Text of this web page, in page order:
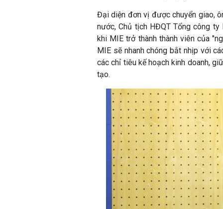
Đại diện đơn vị được chuyển giao,
nước, Chủ tịch HĐQT Tổng công
khi MIE trở thành thành viên của
MIE sẽ nhanh chóng bắt nhịp với
các chỉ tiêu kế hoạch kinh doanh,
tạo.